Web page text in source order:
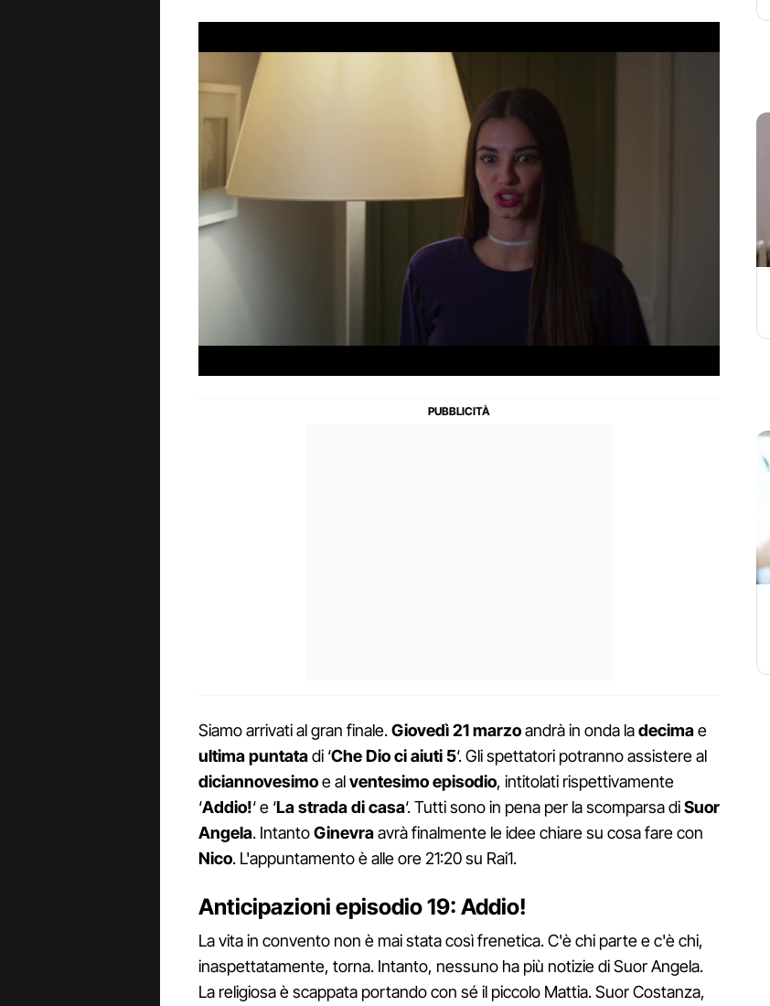
Siamo arrivati al gran finale.Giovedì 21 marzoandrà in onda ladecimae
ultima puntatadi ‘Che Dio ci aiuti 5‘. Gli spettatori potranno assistere al
diciannovesimoe alventesimo episodio, intitolati rispettivamente
‘Addio!‘ e ‘La strada di casa‘. Tutti sono in pena per la scomparsa diSuor
Angela. IntantoGinevraavrà finalmente le idee chiare su cosa fare con
Nico. L'appuntamento è alle ore 21:20 su Rai1.
Anticipazioni episodio 19: Addio!
La vita in convento non è mai stata così frenetica. C'è chi parte e c'è chi,
inaspettatamente, torna. Intanto, nessuno ha più notizie di Suor Angela.
La religiosa è scappata portando con sé il piccolo Mattia. Suor Costanza,